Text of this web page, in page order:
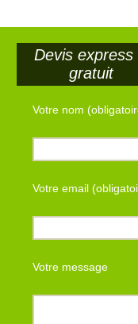
Devis express
gratuit
Votre nom
Votre email
Votre message